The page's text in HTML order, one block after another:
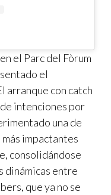
el Parc del Fòrum
el
con catch
intenciones por
una de
impactantes
consolidándose
dinámicas entre
que ya no se